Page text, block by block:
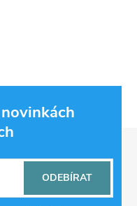
ODEBÍRAT